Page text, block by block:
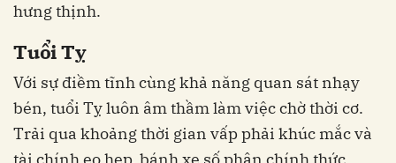
hưng thịnh.
Tuổi Tỵ
Với sự điềm tĩnh cùng khả năng quan sát nhạy
bén, tuổi Tỵ luôn âm thầm làm việc chờ thời cơ.
Trải qua khoảng thời gian vấp phải khúc mắc và
tài chính eo hẹp, bánh xe số phận chính thức